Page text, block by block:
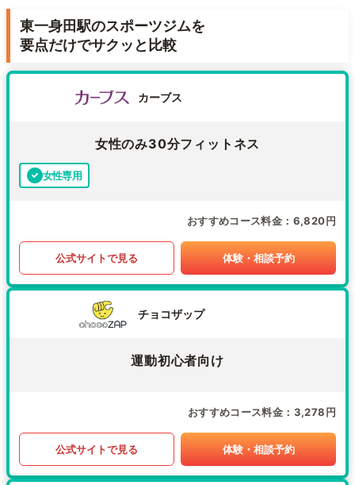
東一身田駅のスポーツジムを
要点だけでサクッと比較
カーブス
女性のみ30分フィットネス
女性専用
おすすめコース料金 6,820円
公式サイトで見る 体験・相談予約
チョコザップ
運動初心者向け
おすすめコース料金 3,278円
公式サイトで見る 体験・相談予約